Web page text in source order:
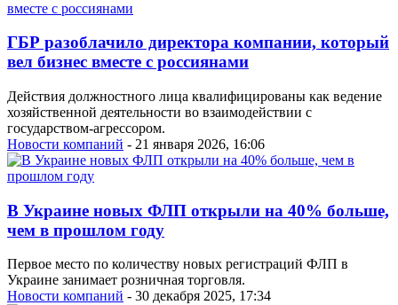
ГБР разоблачило директора компании, который
вел бизнес вместе с россиянами
Действия должностного лица квалифицированы как ведение
хозяйственной деятельности во взаимодействии с
государством-агрессором.
Новости компаний - 21 января 2026, 16:06
В Украине новых ФЛП открыли на 40% больше,
чем в прошлом году
Первое место по количеству новых регистраций ФЛП в
Украине занимает розничная торговля.
Новости компаний - 30 декабря 2025, 17:34